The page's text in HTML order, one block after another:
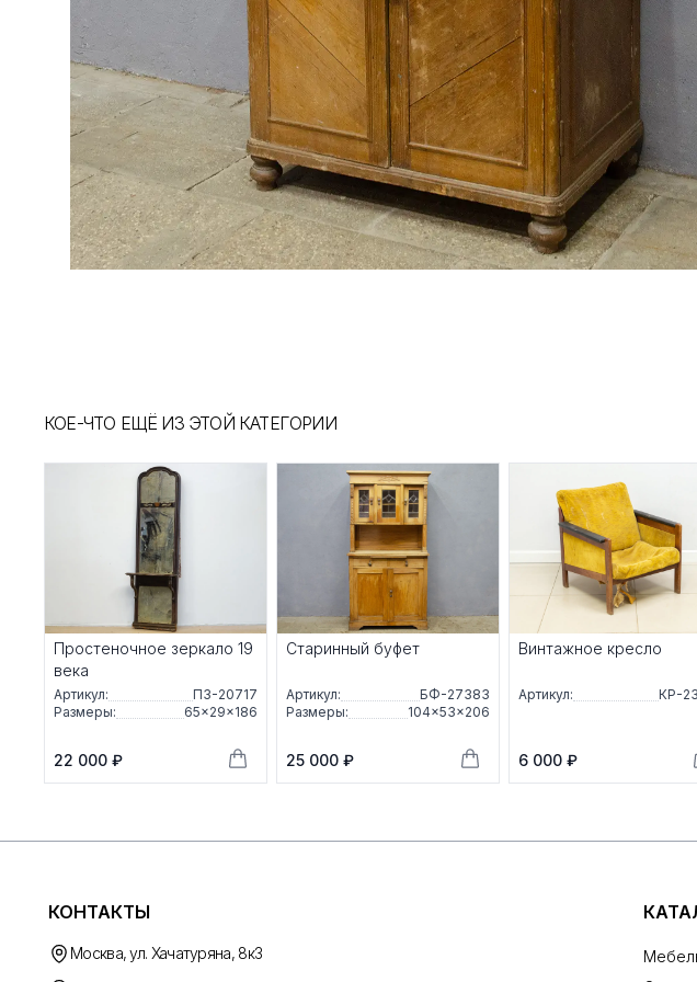
КОЕ-ЧТО ЕЩЁ ИЗ ЭТОЙ КАТЕГОРИИ
Простеночное зеркало 19
века
Артикул:
ПЗ-20717
Размеры:
65×29×186
22 000 ₽
Старинный буфет
Артикул:
БФ-27383
Размеры:
104×53×206
25 000 ₽
Винтажное кресло
Артикул: КР-
6 000 ₽
КОНТАКТЫ
Москва, ул. Хачатуряна, 8к3